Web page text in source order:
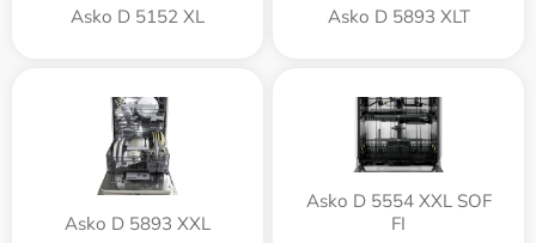
Asko D 5152 XL Asko D 5893 XLT
Asko D 5893 XXL
Asko D 5554 XXL SOF
FI